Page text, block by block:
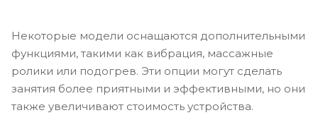
Некоторые модели оснащаются дополнительными
функциями, такими как вибрация, массажные
ролики или подогрев. Эти опции могут сделать
занятия более приятными и эффективными, но они
также увеличивают стоимость устройства.